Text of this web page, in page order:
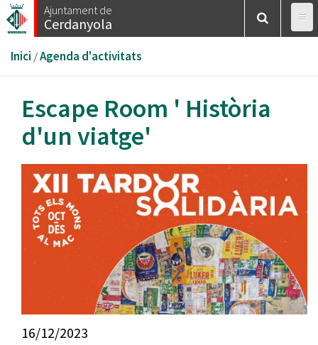
Vés
al
Ajuntament de
Cerdanyola
Esteu
aquí
Inici /Agenda d'activitats
Escape Room ' Història
d'un viatge'
16/12/2023